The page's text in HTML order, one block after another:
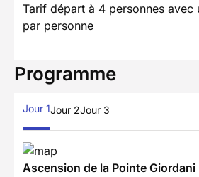
Tarif départ à 4 personnes avec
par personne
Programme
Jour 1Jour 2Jour 3
Ascension de la Pointe